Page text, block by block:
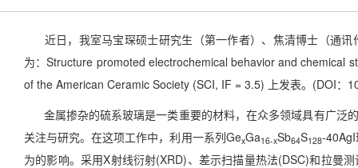
近日，我室马宝琛硕士研究生（第一作者）、焦清博士（通讯
为：Structure promoted electrochemical behavior and chemical
of the American Ceramic Society (SCI, IF = 3.5) 上发表。(DOI：
金属掺杂的硫系玻璃是一类重要的材料，在众多领域具有广泛
关注与研究。在这项工作中，利用一系列GexGa16-xSb64S128-
为的影响。采用X射线衍射(XRD)、差示扫描量热法(DSC)和拉曼